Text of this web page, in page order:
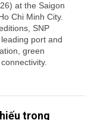
at the Saigon
Chi Minh City.
SNP
port and
green
trong